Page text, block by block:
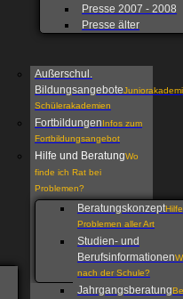
Presse 2007 - 2008
Presse älter
Außerschul.
Bildungsangebote
Schülerakademien
FortbildungenInfos zum
Fortbildungsangebot
Hilfe und BeratungWo
finde ich Rat bei
Problemen?
Beratungskonzept
Problemen aller Art
Studien- und
Berufsinformationen
nach der Schule?
Jahrgangsberatung